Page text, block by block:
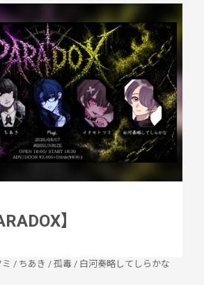
】
/ ちあき / 孤毒 / 白河奏略してしらかな